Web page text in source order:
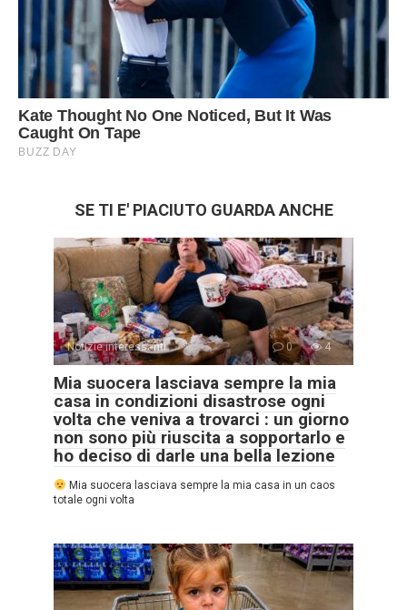
SE TI E' PIACIUTO GUARDA ANCHE
Notizie interessanti 0 4
Mia suocera lasciava sempre la mia
casa in condizioni disastrose ogni
volta che veniva a trovarci : un giorno
non sono più riuscita a sopportarlo e
ho deciso di darle una bella lezione
Mia suocera lasciava sempre la mia casa in un caos
totale ogni volta